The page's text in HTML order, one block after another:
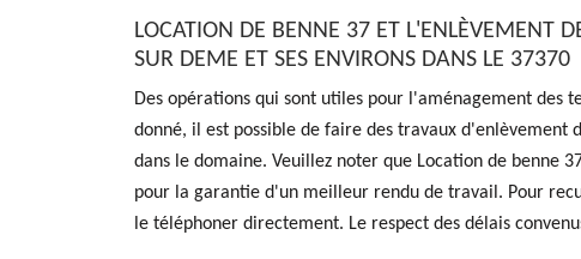
LOCATION DE BENNE 37 ET L'ENLÈVEMENT
SUR DEME ET SES ENVIRONS DANS LE 37370
Des opérations qui sont utiles pour l'aménagement des
donné, il est possible de faire des travaux d'enlèvement
dans le domaine. Veuillez noter que Location de benne
pour la garantie d'un meilleur rendu de travail. Pour
le téléphoner directement. Le respect des délais